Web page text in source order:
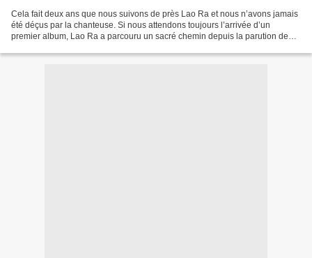
Cela fait deux ans que nous suivons de près Lao Ra et nous n’avons jamais
été déçus par la chanteuse. Si nous attendons toujours l’arrivée d’un
premier album, Lao Ra a parcouru un sacré chemin depuis la parution de